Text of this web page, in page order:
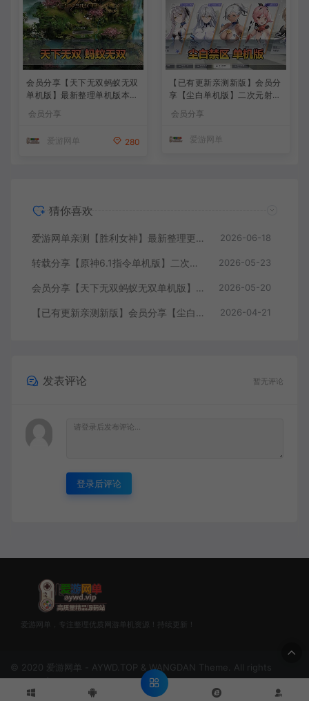
会员分享【天下无双蚂蚁无双
单机版】最新整理单机版本
带GM命令后台 武侠怀旧网游
免虚拟机一键端 配套视频教
会员分享
爱游网单 280
【已有更新亲测新版】会员分
享【尘白单机版】二次元射击
类网游单机版一键端
会员分享
爱游网单
猜你喜欢
爱游网单亲测【胜利女神】最新整理更新第6版NIKKE胜利女神妮姬单机版方舟活动147版本官服GM可无限抽卡全剧情免虚拟机一键端视频安装教学 2026-06-18
转载分享【原神6.1指令单机版】二次元网游单机版 指令模拟端 登录 战斗 地图 魔物 背包 抽卡 商店 MOD 未亲测图文教学 2026-05-23
会员分享【天下无双蚂蚁无双单机版】最新整理单机版本 带GM命令后台 武侠怀旧网游 免虚拟机一键端 配套视频教学 2026-05-20
【已有更新亲测新版】会员分享【尘白单机版】二次元射击类网游单机版一键端 2026-04-21
发表评论 暂无评论
登录后评论
爱游网单，专注整理优质网游单机资源！持续更新！
© 2020 爱游网单 - AYWD.TOP & WANGDAN Theme. All rights
reserved